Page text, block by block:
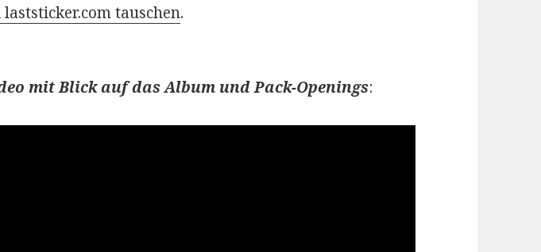
laststicker.com tauschen.
mit Blick auf das Album und Pack-Openings: